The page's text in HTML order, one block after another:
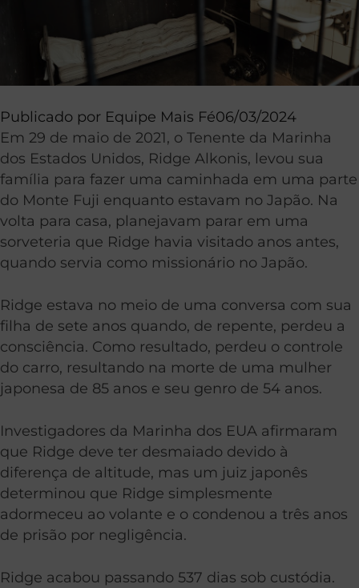
Publicado por Equipe Mais Fé06/03/2024
Em 29 de maio de 2021, o Tenente da Marinha
dos Estados Unidos, Ridge Alkonis, levou sua
família para fazer uma caminhada em uma parte
do Monte Fuji enquanto estavam no Japão. Na
volta para casa, planejavam parar em uma
sorveteria que Ridge havia visitado anos antes,
quando servia como missionário no Japão.
Ridge estava no meio de uma conversa com sua
filha de sete anos quando, de repente, perdeu a
consciência. Como resultado, perdeu o controle
do carro, resultando na morte de uma mulher
japonesa de 85 anos e seu genro de 54 anos.
Investigadores da Marinha dos EUA afirmaram
que Ridge deve ter desmaiado devido à
diferença de altitude, mas um juiz japonês
determinou que Ridge simplesmente
adormeceu ao volante e o condenou a três anos
de prisão por negligência.
Ridge acabou passando 537 dias sob custódia.